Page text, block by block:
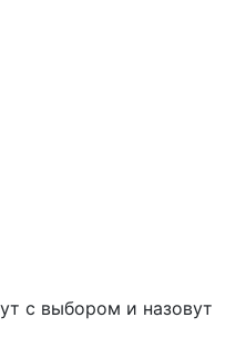
с выбором и назовут